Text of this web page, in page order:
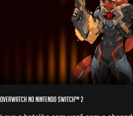
Overwatch no Nintendo Switch™ 2